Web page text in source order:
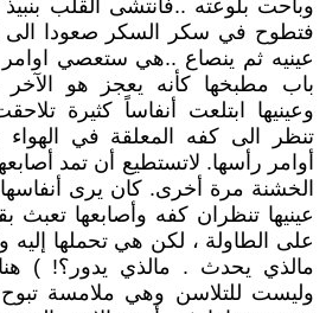
وباحت بلوعته ..فأنتشى القلب
فتطوح في سكر السكر صعودا الى
عينيه ثم ينصاع ..هي ستعصي
باب مطبخها كأنه يعجز هو
وعينيها ابتلعت أنفاساً كثيرة
تنظر الى كفه المعلقة في الهواء
أوامر رأسها. لاتستطيع أن تمد
الخشنة مرة أخرى. كان يرى
عينيها تنظران كفه وأصابعها تعبث
على الطاولة ، لكن هي تحملها إليه
مالذي يحدث . مالذي يدور؟! ) هنا
وليست للتلاسن وهي ملامسة